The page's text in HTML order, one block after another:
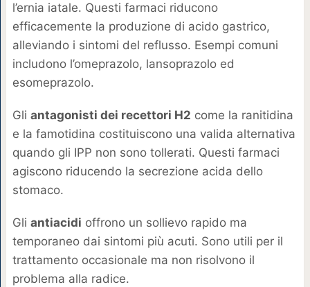
l’ernia iatale. Questi farmaci riducono
efficacemente la produzione di acido gastrico,
alleviando i sintomi del reflusso. Esempi comuni
includono l’omeprazolo, lansoprazolo ed
esomeprazolo.
Gli antagonisti dei recettori H2 come la ranitidina
e la famotidina costituiscono una valida alternativa
quando gli IPP non sono tollerati. Questi farmaci
agiscono riducendo la secrezione acida dello
stomaco.
Gli antiacidi offrono un sollievo rapido ma
temporaneo dai sintomi più acuti. Sono utili per il
trattamento occasionale ma non risolvono il
problema alla radice.